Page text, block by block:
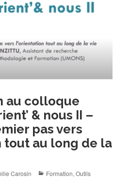
au colloque
& nous II –
pas vers
tout au long de la
Carosin Categories
Formation,Outils